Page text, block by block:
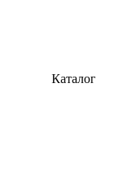
Каталог